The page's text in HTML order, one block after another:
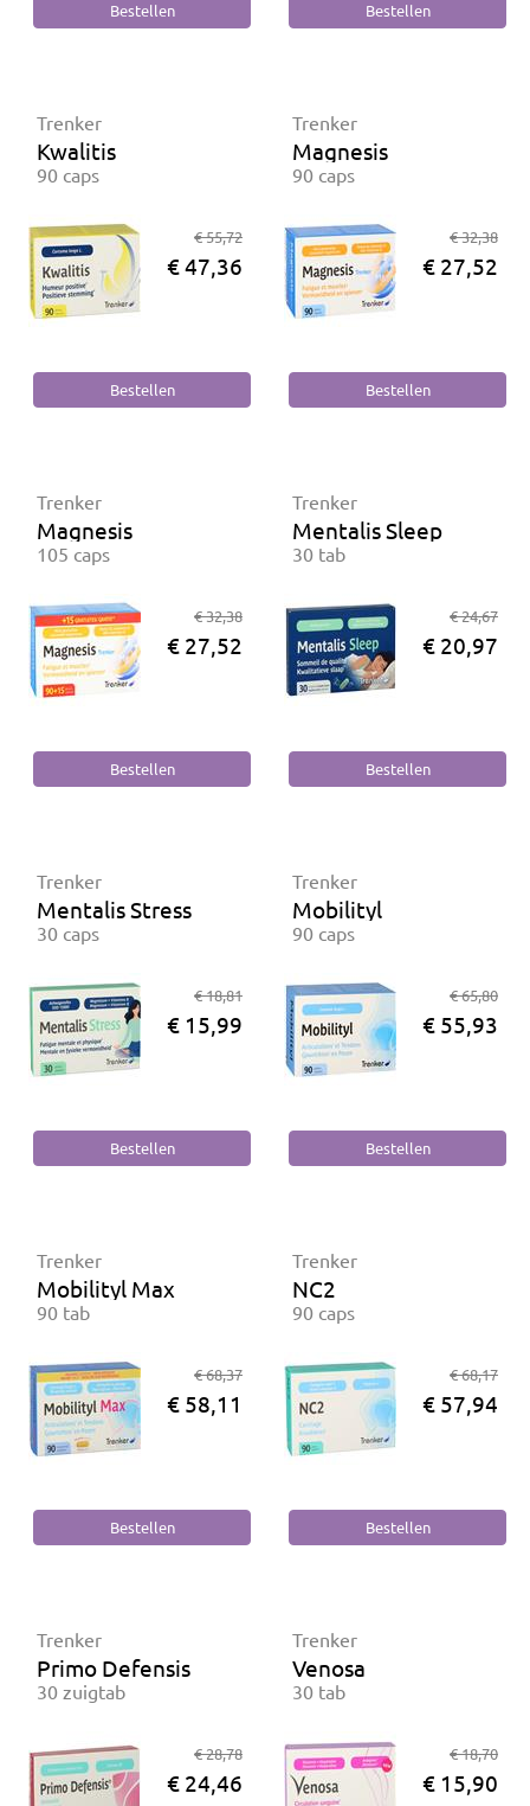
Trenker
Kwalitis
90 caps
€ 55,72
€ 47,36
Trenker
Magnesis
90 caps
€ 32,38
€ 27,52
Trenker
Magnesis
105 caps
€ 32,38
€ 27,52
Trenker
Mentalis Sleep
30 tab
€ 24,67
€ 20,97
Trenker
Mentalis Stress
30 caps
€ 18,81
€ 15,99
Trenker
Mobilityl
90 caps
€ 65,80
€ 55,93
Trenker
Mobilityl Max
90 tab
€ 68,37
€ 58,11
Trenker
NC2
90 caps
€ 68,17
€ 57,94
Trenker
Primo Defensis
30 zuigtab
€ 28,78
€ 24,46
Trenker
Venosa
30 tab
€ 18,70
€ 15,90